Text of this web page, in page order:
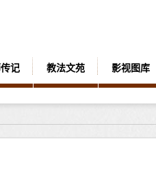
传记 教法文苑 影视图库